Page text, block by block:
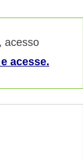
acesso
acesse.